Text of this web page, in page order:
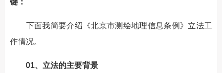
下面我简要介绍《北京市测绘地理信息条例》立法工
作情况。
01、立法的主要背景